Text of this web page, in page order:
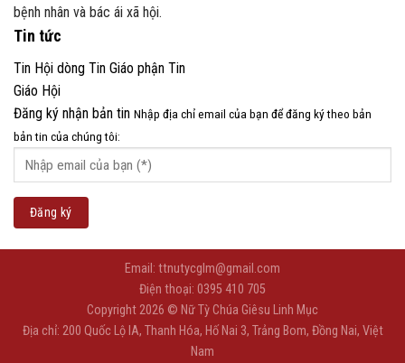
bệnh nhân và bác ái xã hội.
Tin tức
Tin Hội dòng Tin Giáo phận Tin
Giáo Hội
Đăng ký nhận bản tin Nhập địa chỉ email của bạn để đăng ký theo bản
bản tin của chúng tôi:
Email: ttnutycglm@gmail.com
Điện thoại: 0395 410 705
Copyright 2026 © Nữ Tỳ Chúa Giêsu Linh Mục
Địa chỉ: 200 Quốc Lộ IA, Thanh Hóa, Hố Nai 3, Trảng Bom, Đồng Nai, Việt
Nam